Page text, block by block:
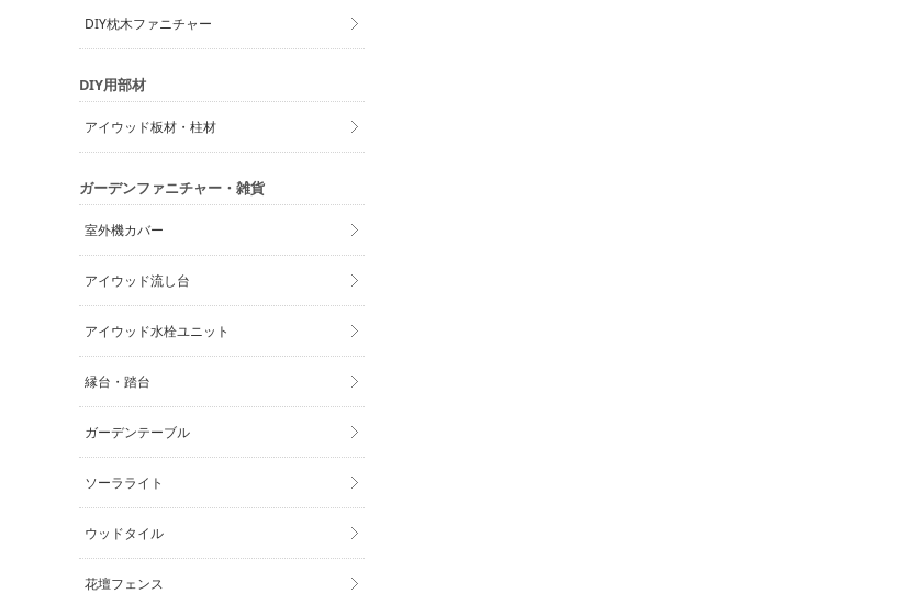
DIY枕木ファニチャー
DIY用部材
アイウッド板材・柱材
ガーデンファニチャー・雑貨
室外機カバー
アイウッド流し台
アイウッド水栓ユニット
縁台・踏台
ガーデンテーブル
ソーラライト
ウッドタイル
花壇フェンス